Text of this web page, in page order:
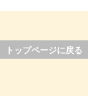
トップページに戻る